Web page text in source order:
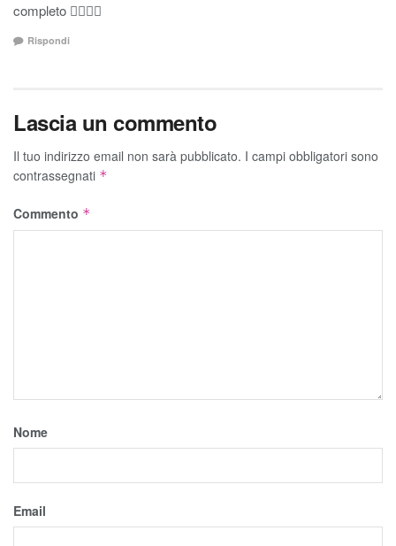
completo 👍🏼👍🏼
Rispondi
Lascia un commento
Il tuo indirizzo email non sarà pubblicato. I campi obbligatori sono
contrassegnati *
Commento *
Nome
Email